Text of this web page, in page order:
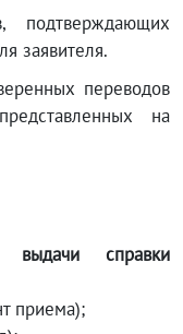
подтверждающих
заявителя.
переводов
на
выдачи справки
приема);